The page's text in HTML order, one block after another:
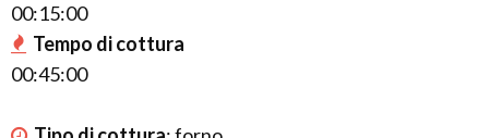
00:15:00
Tempo di cottura
00:45:00